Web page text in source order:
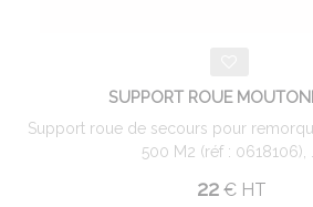
SUPPORT ROUE
Support roue de secours pour
500 M2 (réf : 0618106), ...
22 €HT